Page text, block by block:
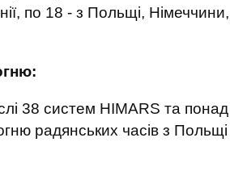
по 18 - з Польщі,
38 систем HIMARS та
радянських часів з Польщі